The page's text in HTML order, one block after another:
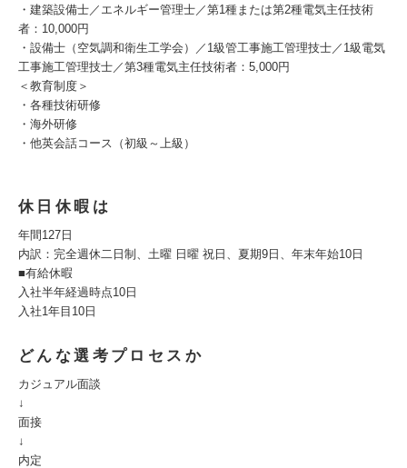
・建築設備士／エネルギー管理士／第1種または第2種電気主任技術
者：10,000円
・設備士（空気調和衛生工学会）／1級管工事施工管理技士／1級電気
工事施工管理技士／第3種電気主任技術者：5,000円
＜教育制度＞
・各種技術研修
・海外研修
・他英会話コース（初級～上級）
休日休暇は
年間127日
内訳：完全週休二日制、土曜 日曜 祝日、夏期9日、年末年始10日
■有給休暇
入社半年経過時点10日
入社1年目10日
どんな選考プロセスか
カジュアル面談
↓
面接
↓
内定